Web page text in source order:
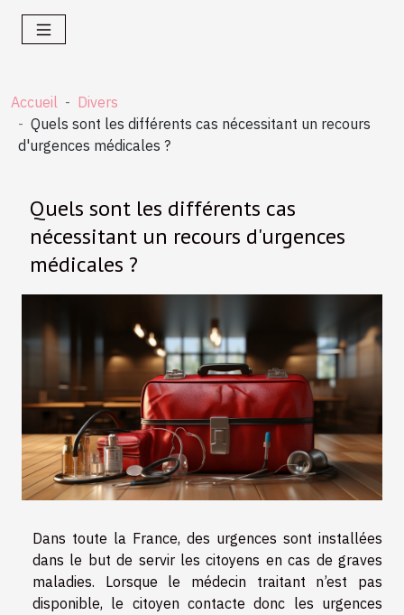
Accueil
Divers
Quels sont les différents cas nécessitant un recours
d'urgences médicales ?
Quels sont les différents cas
nécessitant un recours d'urgences
médicales ?
Dans toute la France, des urgences sont installées
dans le but de servir les citoyens en cas de graves
maladies. Lorsque le médecin traitant n’est pas
disponible, le citoyen contacte donc les urgences